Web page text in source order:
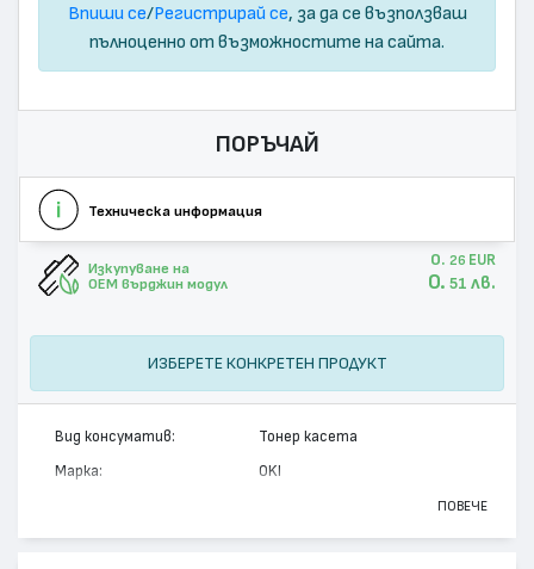
Впиши се/Регистрирай се, за да се възползваш
пълноценно от възможностите на сайта.
ПОРЪЧАЙ
Техническа информация
Изкупуване на
OEM върджин модул
0. 26 EUR
0. 51 лв.
ИЗБЕРЕТЕ КОНКРЕТЕН ПРОДУКТ
Вид консуматив: Тонер касета
Марка: OKI
Цвят: Циан
ПОВЕЧЕ